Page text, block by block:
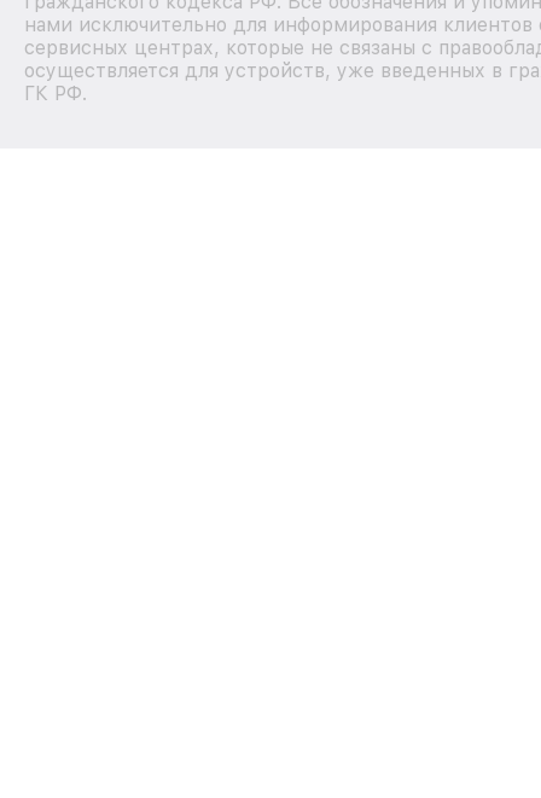
нами исключительно для информирования
сервисных центрах, которые не связаны с
осуществляется для устройств, уже введенных в
ГК РФ.